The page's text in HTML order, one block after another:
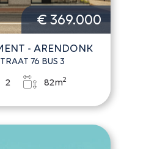
€ 369.000
- ARENDONK
76 BUS 3
2 82m2